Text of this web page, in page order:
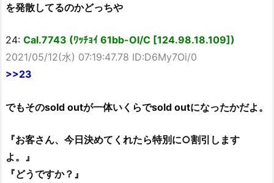
を発散してるのかどっちや
24: Cal.7743 (ﾜｯﾁｮｲ 61bb-OI/C [124.98.18.109])
2021/05/12(水) 07:19:47.78 ID:D6My7Oi/0
>>23
でもそのsold outが一体いくらでsold outになったかだよ。
『お客さん、今日決めてくれたら特別に○割引します
よ。』
『どうですか？』